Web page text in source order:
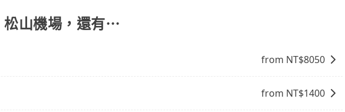
行李與六個30吋行李箱。 為了確保行車安全及遵守相關法規，我們不能超
較多，我們會根據情況收取微搬家費用，費用在300至500元之間。
松山機場，還有⋯
from NT$8050
from NT$1400